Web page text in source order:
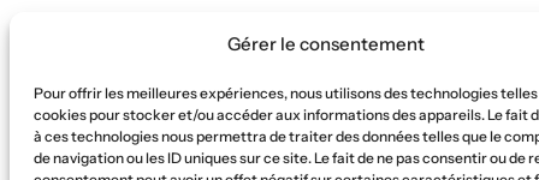
Gérer le consentement
Pour offrir les meilleures expériences, nous utilisons des technologies telles
cookies pour stocker et/ou accéder aux informations des appareils. Le fait
à ces technologies nous permettra de traiter des données telles que le
de navigation ou les ID uniques sur ce site. Le fait de ne pas consentir ou de